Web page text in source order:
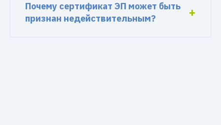
Почему сертификат ЭП может быть
признан недействительным?